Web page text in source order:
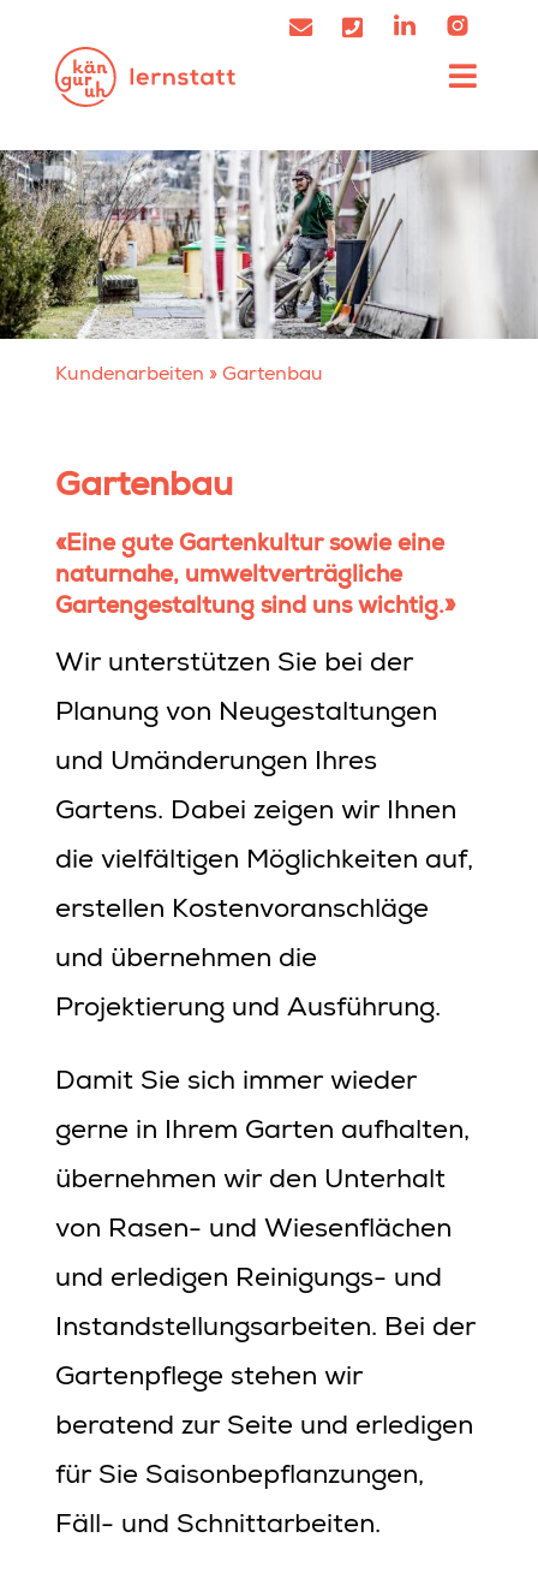
Kundenarbeiten » Gartenbau
Gartenbau
«Eine gute Gartenkultur sowie eine
naturnahe, umweltverträgliche
Gartengestaltung sind uns wichtig.»
Wir unterstützen Sie bei der
Planung von Neugestaltungen
und Umänderungen Ihres
Gartens. Dabei zeigen wir Ihnen
die vielfältigen Möglichkeiten auf,
erstellen Kostenvoranschläge
und übernehmen die
Projektierung und Ausführung.
Damit Sie sich immer wieder
gerne in Ihrem Garten aufhalten,
übernehmen wir den Unterhalt
von Rasen- und Wiesenflächen
und erledigen Reinigungs- und
Instandstellungsarbeiten. Bei der
Gartenpflege stehen wir
beratend zur Seite und erledigen
für Sie Saisonbepflanzungen,
Fäll- und Schnittarbeiten.